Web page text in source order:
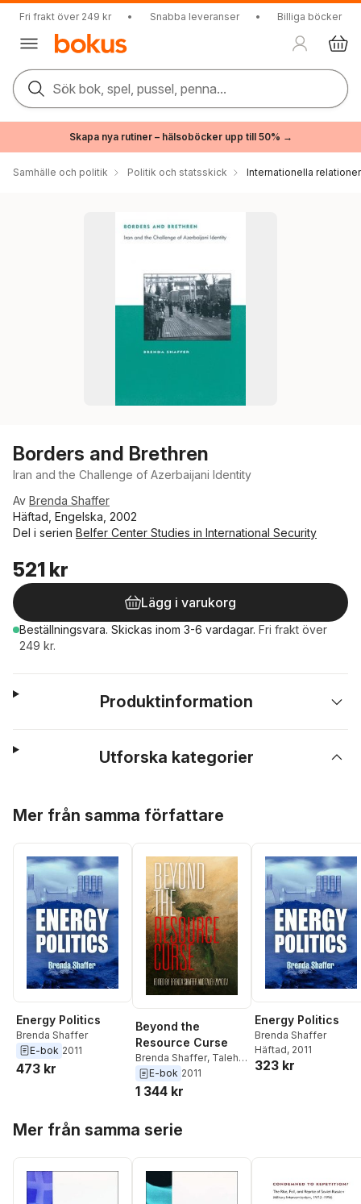
Fri frakt över 249 kr • Snabba leveranser • Billiga böcker
Sök bok, spel, pussel, penna...
Skapa nya rutiner – hälsoböcker upp till 50% →
Samhälle och politik Politik och statsskick Internationella relationer
Borders and Brethren
Iran and the Challenge of Azerbaijani Identity
Av Brenda Shaffer
Häftad, Engelska, 2002
Del i serien Belfer Center Studies in International Security
521 kr
Lägg i varukorg
Beställningsvara. Skickas inom 3-6 vardagar. Fri frakt över
249 kr.
Produktinformation
Utforska kategorier
Mer från samma författare
Energy Politics
Brenda Shaffer
E-bok 2011
473 kr
Beyond the
Resource Curse
Brenda Shaffer, Taleh
Ziyadov
E-bok 2011
1 344 kr
Energy Politics
Brenda Shaffer
Häftad, 2011
323 kr
Mer från samma serie